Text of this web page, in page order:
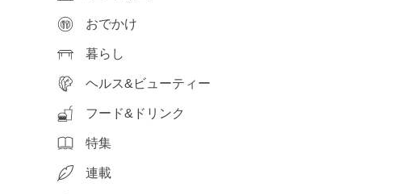
おでかけ
暮らし
ヘルス&ビューティー
フード&ドリンク
特集
連載